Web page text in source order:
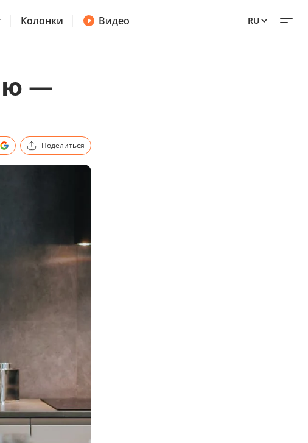
Колонки Видео RU
—
Поделиться